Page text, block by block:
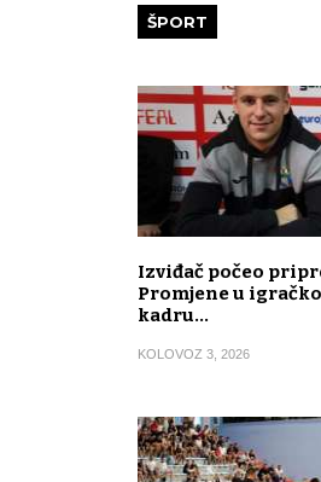
ŠPORT
Izviđač počeo
Promjene u
kadru…
KOLOVOZ 3, 2026